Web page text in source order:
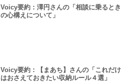
Voicy要約：澤円さんの「相談に乗るとき
の心構えについて」
Voicy要約：【まあち】さんの「これだけ
はおさえておきたい収納ルール４選」